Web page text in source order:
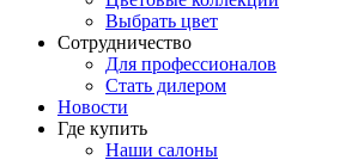
Выбрать цвет
Сотрудничество
Для профессионалов
Стать дилером
Новости
Где купить
Наши салоны